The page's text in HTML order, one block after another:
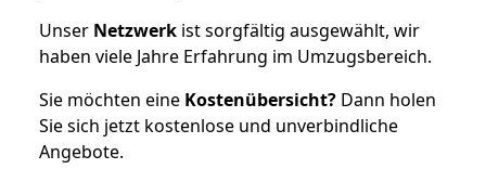
Unser Netzwerk ist sorgfältig ausgewählt, wir
haben viele Jahre Erfahrung im Umzugsbereich.
Sie möchten eine Kostenübersicht? Dann holen
Sie sich jetzt kostenlose und unverbindliche
Angebote.